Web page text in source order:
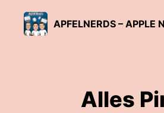
Alles